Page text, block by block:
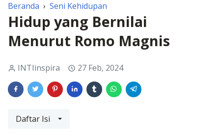
Beranda › Seni Kehidupan
Hidup yang Bernilai
Menurut Romo Magnis
INTIinspira 27 Feb, 2024
Daftar Isi